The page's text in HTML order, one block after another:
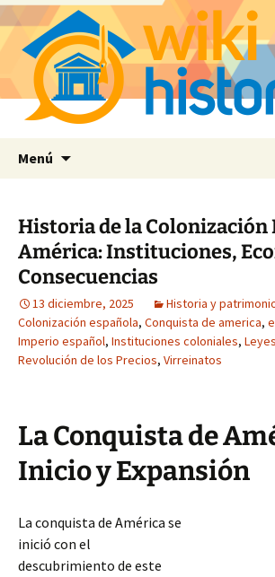
Menú
Historia de la Colonización
América: Instituciones,
Consecuencias
13 diciembre, 2025
Historia y
Colonización española, Conquista de america,
Imperio español, Instituciones coloniales,
Revolución de los Precios, Virreinatos
La Conquista de
Inicio y Expansión
La conquista de América se
inició con el
descubrimiento de este